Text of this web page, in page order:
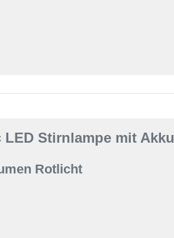
LED Stirnlampe mit Akku
Rotlicht